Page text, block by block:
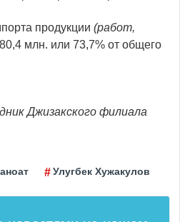
продукции (работ,
млн. или 73,7% от общего
Джизакского филиала
Улугбек Хужакулов